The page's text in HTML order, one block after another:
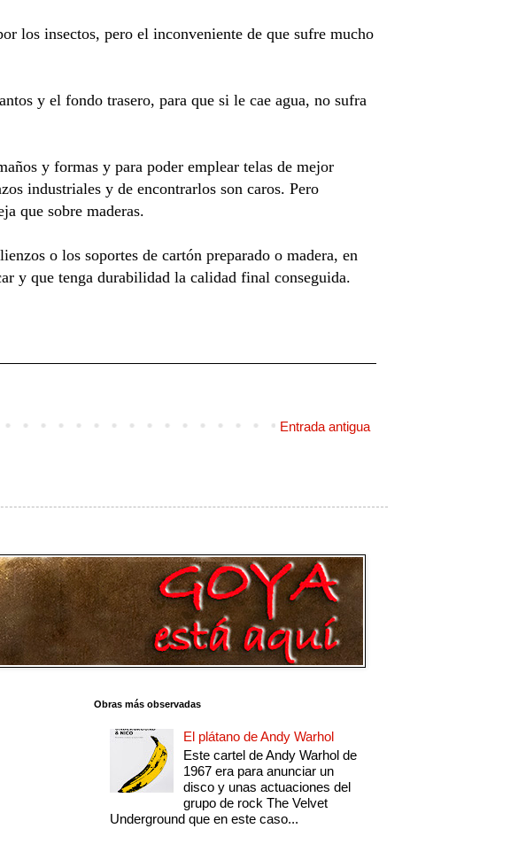
los insectos, pero el inconveniente de que sufre mucho
y el fondo trasero, para que si le cae agua, no sufra
y formas y para poder emplear telas de mejor
industriales y de encontrarlos son caros. Pero
que sobre maderas.
o los soportes de cartón preparado o madera, en
y que tenga durabilidad la calidad final conseguida.
Entrada antigua
Obras más observadas
El plátano de Andy Warhol
Este cartel de Andy Warhol de
1967 era para anunciar un
disco y unas actuaciones del
grupo de rock The Velvet
Underground que en este caso...